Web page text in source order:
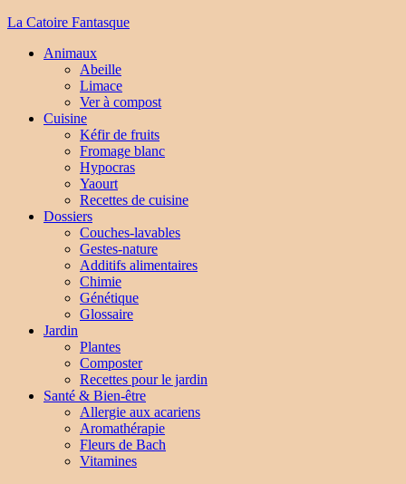
La Catoire Fantasque
Animaux
Abeille
Limace
Ver à compost
Cuisine
Kéfir de fruits
Fromage blanc
Hypocras
Yaourt
Recettes de cuisine
Dossiers
Couches-lavables
Gestes-nature
Additifs alimentaires
Chimie
Génétique
Glossaire
Jardin
Plantes
Composter
Recettes pour le jardin
Santé & Bien-être
Allergie aux acariens
Aromathérapie
Fleurs de Bach
Vitamines